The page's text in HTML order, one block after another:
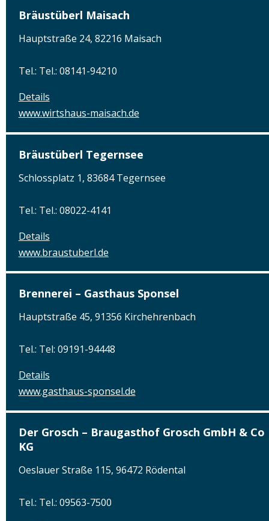
Bräustüberl Maisach
Hauptstraße 24, 82216 Maisach
Tel.: Tel.: 08141-94210
Details
www.wirtshaus-maisach.de
Bräustüberl Tegernsee
Schlossplatz 1, 83684 Tegernsee
Tel.: Tel.: 08022-4141
Details
www.braustuberl.de
Brennerei – Gasthaus Sponsel
Hauptstraße 45, 91356 Kirchehrenbach
Tel.: Tel: 09191-94448
Details
www.gasthaus-sponsel.de
Der Grosch – Braugasthof Grosch GmbH & Co
KG
Oeslauer Straße 115, 96472 Rödental
Tel.: Tel.: 09563-7500